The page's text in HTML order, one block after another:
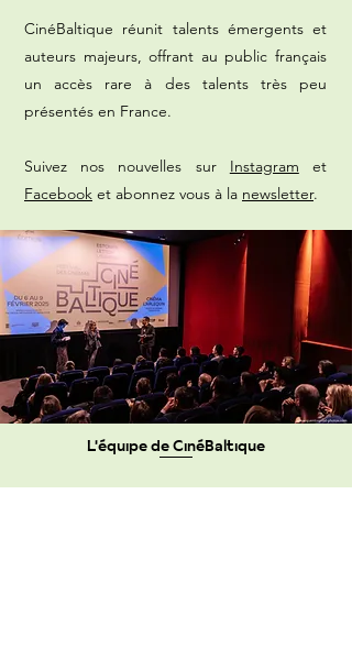
CinéBaltique réunit talents émergents et
auteurs majeurs, offrant au public français
un accès rare à des talents très peu
présentés en France.
Suivez nos nouvelles sur Instagram et
Facebook et abonnez vous à la newsletter.
L'équipe de CinéBaltique